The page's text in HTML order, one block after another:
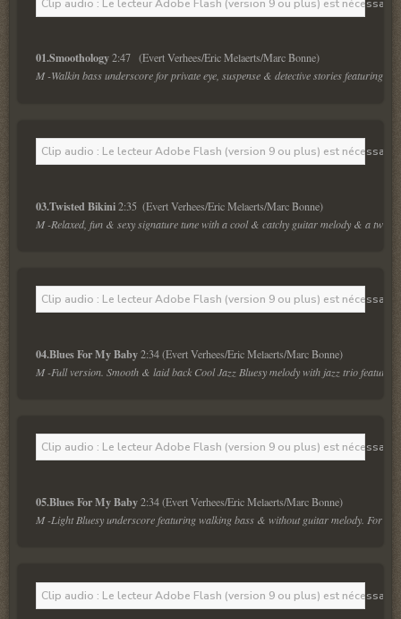
Clip audio : Le lecteur Adobe Flash (version 9 ou plus) est
01.Smoothology
2:47   (Evert Verhees/Eric Melaerts/Marc Bonne)
M -Walkin bass underscore for private eye, suspense & detective stories featuring
Clip audio : Le lecteur Adobe Flash (version 9 ou plus) est
03.Twisted Bikini
2:35  (Evert Verhees/Eric Melaerts/Marc Bonne)
M -Relaxed, fun & sexy signature tune with a cool & catchy guitar melody & a twist
Clip audio : Le lecteur Adobe Flash (version 9 ou plus) est
04.Blues For My Baby
2:34 (Evert Verhees/Eric Melaerts/Marc Bonne)
M -Full version. Smooth & laid back Cool Jazz Bluesy melody with jazz trio
Clip audio : Le lecteur Adobe Flash (version 9 ou plus) est
05.Blues For My Baby
2:34 (Evert Verhees/Eric Melaerts/Marc Bonne)
M -Light Bluesy underscore featuring walking bass & without guitar melody. For
Clip audio : Le lecteur Adobe Flash (version 9 ou plus) est